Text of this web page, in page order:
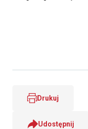
Drukuj
Udostępnij